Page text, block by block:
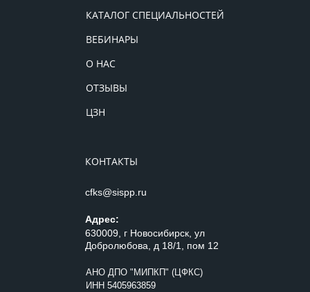
КАТАЛОГ СПЕЦИАЛЬНОСТЕЙ
ВЕБИНАРЫ
О НАС
ОТЗЫВЫ
ЦЗН
КОНТАКТЫ
cfks@sispp.ru
Адрес:
630009, г Новосибирск, ул
Добролюбова, д 18/1, пом 12
АНО ДПО "МИПКП" (ЦФКС)
ИНН 5405963859